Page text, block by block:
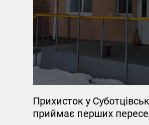
Прихисток у
приймає перших